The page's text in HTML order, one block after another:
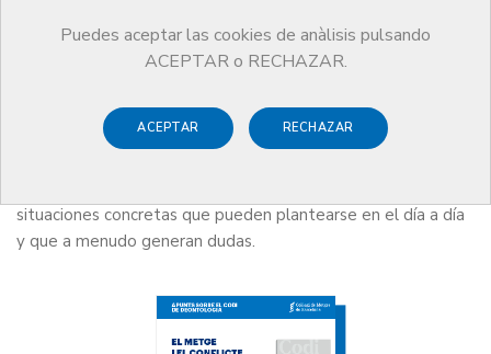
Puedes aceptar las cookies de anàlisis pulsando
ACEPTAR o RECHAZAR.
ACEPTAR RECHAZAR
Apuntes del Código de Deontología
del CoMB y cada uno de ellos hace referencia a un tema
concreto de la práctica profesional que se vincula con las
situaciones concretas que pueden plantearse en el día a día
y que a menudo generan dudas.